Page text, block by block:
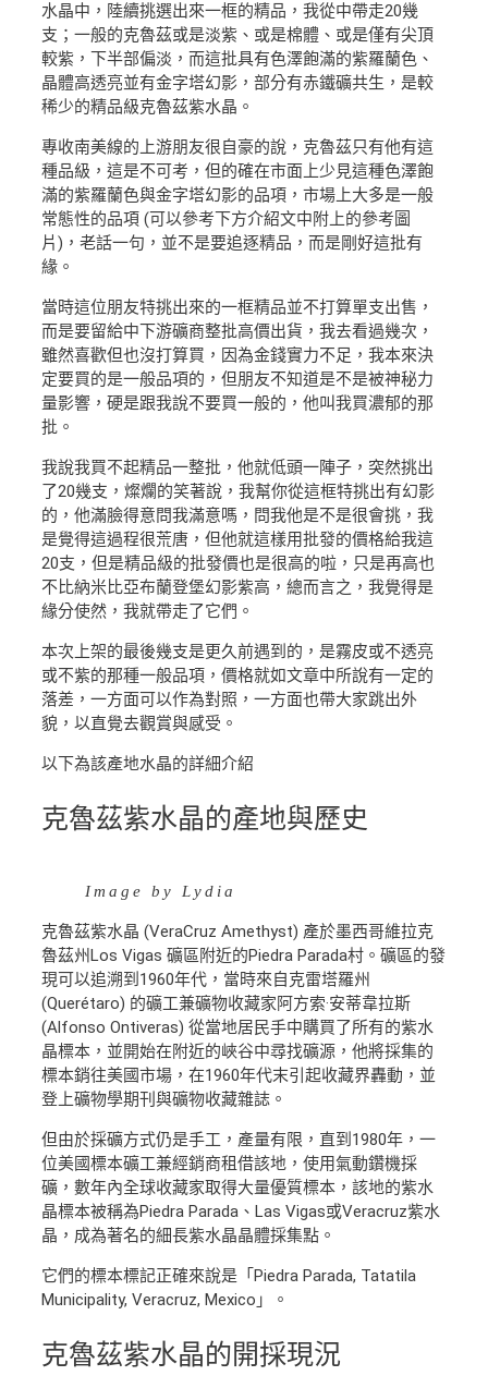
水晶中，陸續挑選出來一框的精品，我從中帶走20幾
支；一般的克魯茲或是淡紫、或是棉體、或是僅有尖頂
較紫，下半部偏淡，而這批具有色澤飽滿的紫羅蘭色、
晶體高透亮並有金字塔幻影，部分有赤鐵礦共生，是較
稀少的精品級克魯茲紫水晶。
專收南美線的上游朋友很自豪的說，克魯茲只有他有這
種品級，這是不可考，但的確在市面上少見這種色澤飽
滿的紫羅蘭色與金字塔幻影的品項，市場上大多是一般
常態性的品項 (可以參考下方介紹文中附上的參考圖
片)，老話一句，並不是要追逐精品，而是剛好這批有
緣。
當時這位朋友特挑出來的一框精品並不打算單支出售，
而是要留給中下游礦商整批高價出貨，我去看過幾次，
雖然喜歡但也沒打算買，因為金錢實力不足，我本來決
定要買的是一般品項的，但朋友不知道是不是被神秘力
量影響，硬是跟我說不要買一般的，他叫我買濃郁的那
批。
我說我買不起精品一整批，他就低頭一陣子，突然挑出
了20幾支，燦爛的笑著說，我幫你從這框特挑出有幻影
的，他滿臉得意問我滿意嗎，問我他是不是很會挑，我
是覺得這過程很荒唐，但他就這樣用批發的價格給我這
20支，但是精品級的批發價也是很高的啦，只是再高也
不比納米比亞布蘭登堡幻影紫高，總而言之，我覺得是
緣分使然，我就帶走了它們。
本次上架的最後幾支是更久前遇到的，是霧皮或不透亮
或不紫的那種一般品項，價格就如文章中所說有一定的
落差，一方面可以作為對照，一方面也帶大家跳出外
貌，以直覺去觀賞與感受。
以下為該產地水晶的詳細介紹
克魯茲紫水晶的產地與歷史
Image by Lydia
克魯茲紫水晶 (VeraCruz Amethyst) 產於墨西哥維拉克
魯茲州Los Vigas 礦區附近的Piedra Parada村。礦區的發
現可以追溯到1960年代，當時來自克雷塔羅州
(Querétaro) 的礦工兼礦物收藏家阿方索·安蒂韋拉斯
(Alfonso Ontiveras) 從當地居民手中購買了所有的紫水
晶標本，並開始在附近的峽谷中尋找礦源，他將採集的
標本銷往美國市場，在1960年代末引起收藏界轟動，並
登上礦物學期刊與礦物收藏雜誌。
但由於採礦方式仍是手工，產量有限，直到1980年，一
位美國標本礦工兼經銷商租借該地，使用氣動鑽機採
礦，數年內全球收藏家取得大量優質標本，該地的紫水
晶標本被稱為Piedra Parada、Las Vigas或Veracruz紫水
晶，成為著名的細長紫水晶晶體採集點。
它們的標本標記正確來說是「Piedra Parada, Tatatila
Municipality, Veracruz, Mexico」。
克魯茲紫水晶的開採現況